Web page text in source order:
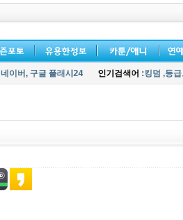
네이버, 구글 플래시24 인기검색어 :킹덤 ,등